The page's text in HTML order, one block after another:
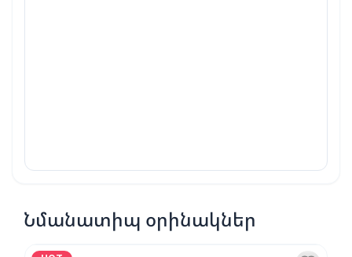
Նմանատիպ օրինակներ
1 /4